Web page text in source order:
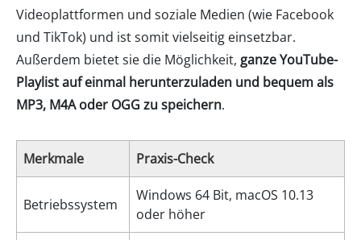
Videoplattformen und soziale Medien (wie Facebook
und TikTok) und ist somit vielseitig einsetzbar.
Außerdem bietet sie die Möglichkeit, ganze YouTube-
Playlist auf einmal herunterzuladen und bequem als
MP3, M4A oder OGG zu speichern.
Merkmale Praxis-Check
Betriebssystem
Windows 64 Bit, macOS 10.13
oder höher